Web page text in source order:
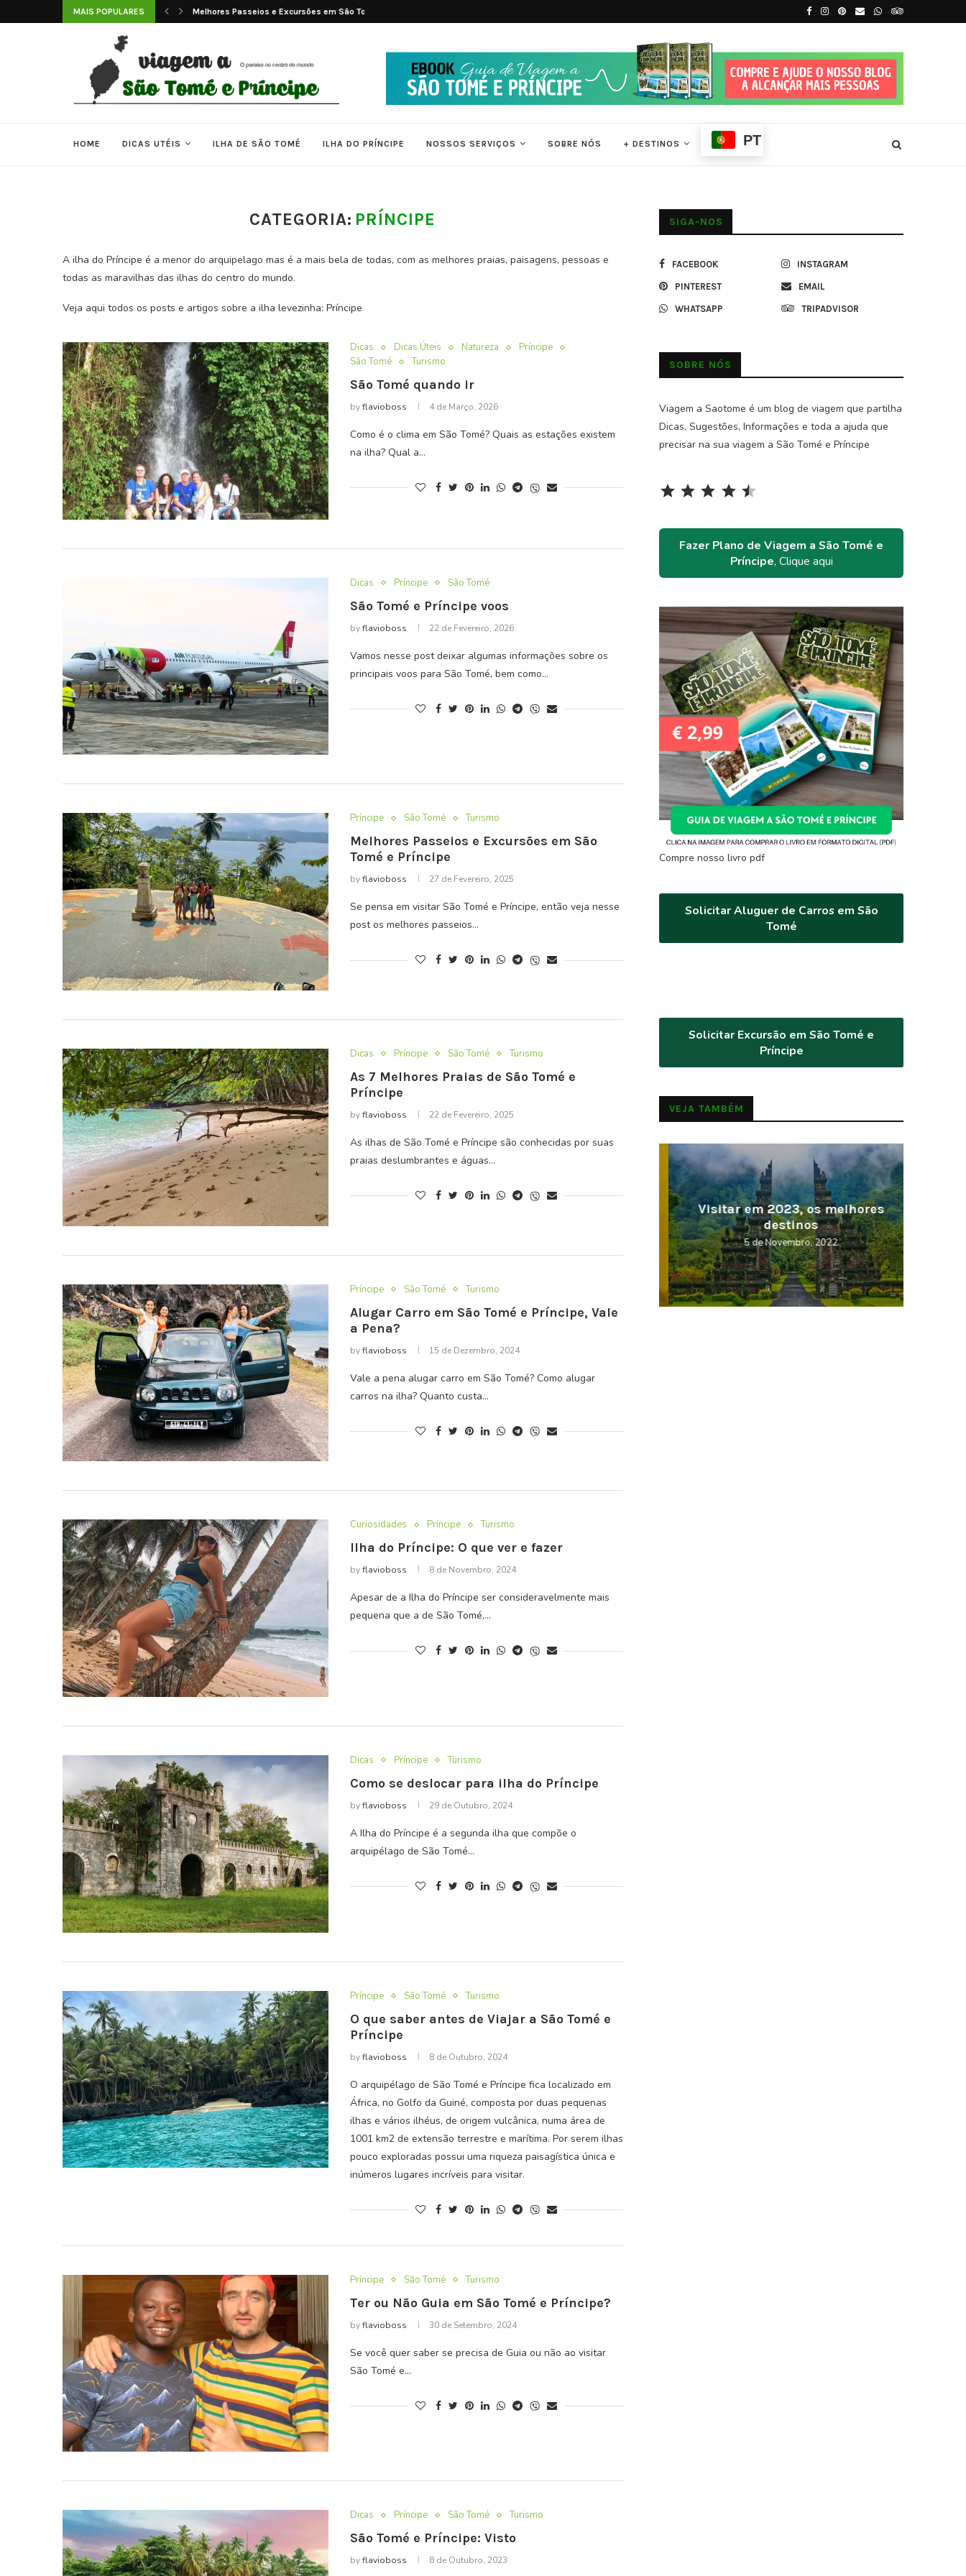
MAIS POPULARES
em São Tomé e... As 7 Melhores Praias de São Tomé e... 7 Principais Atrações Turísticas de São
HOME DICAS UTÉIS ILHA DE SÃO TOMÉ ILHA DO PRÍNCIPE NOSSOS SERVIÇOS SOBRE NÓS + DESTINOS PT
CATEGORIA: PRÍNCIPE
A ilha do Príncipe é a menor do arquipelago mas é a mais bela de todas, com as melhores praias, paisagens, pessoas e
todas as maravilhas das ilhas do centro do mundo.
Veja aqui todos os posts e artigos sobre a ilha levezinha: Príncipe
Dicas Dicas Úteis Natureza
Príncipe
São Tomé
Turismo
São Tomé quando ir
byflavioboss 4 de Março, 2026
Como é o clima em São Tomé? Quais as estações existem
na ilha? Qual a…
Dicas Príncipe São Tomé
São Tomé e Príncipe voos
byflavioboss 22 de Fevereiro, 2026
Vamos nesse post deixar algumas informações sobre os
principais voos para São Tomé, bem como…
Príncipe São Tomé Turismo
Melhores Passeios e Excursões em São
Tomé e Príncipe
byflavioboss 27 de Fevereiro, 2025
Se pensa em visitar São Tomé e Príncipe, então veja nesse
post os melhores passeios…
Dicas Príncipe São Tomé Turismo
As 7 Melhores Praias de São Tomé e
Príncipe
byflavioboss 22 de Fevereiro, 2025
As ilhas de São Tomé e Príncipe são conhecidas por suas
praias deslumbrantes e águas…
Príncipe São Tomé Turismo
Alugar Carro em São Tomé e Príncipe, Vale
a Pena?
byflavioboss 15 de Dezembro, 2024
Vale a pena alugar carro em São Tomé? Como alugar
carros na ilha? Quanto custa…
Curiosidades Príncipe Turismo
Ilha do Príncipe: O que ver e fazer
byflavioboss 8 de Novembro, 2024
Apesar de a Ilha do Príncipe ser consideravelmente mais
pequena que a de São Tomé,…
Dicas Príncipe Turismo
Como se deslocar para ilha do Príncipe
byflavioboss 29 de Outubro, 2024
A Ilha do Príncipe é a segunda ilha que compõe o
arquipélago de São Tomé…
Príncipe São Tomé Turismo
O que saber antes de Viajar a São Tomé e
Príncipe
byflavioboss 8 de Outubro, 2024
O arquipélago de São Tomé e Príncipe fica localizado em
África, no Golfo da Guiné, composta por duas pequenas
ilhas e vários ilhéus, de origem vulcânica, numa área de
1001 km2 de extensão terrestre e marítima. Por serem ilhas
pouco exploradas possui uma riqueza paisagística única e
inúmeros lugares incríveis para visitar.
Príncipe São Tomé Turismo
Ter ou Não Guia em São Tomé e Príncipe?
byflavioboss 30 de Setembro, 2024
Se você quer saber se precisa de Guia ou não ao visitar
São Tomé e…
Dicas Príncipe São Tomé Turismo
São Tomé e Príncipe: Visto
byflavioboss 8 de Outubro, 2023
SIGA-NOS
FACEBOOK INSTAGRAM
PINTEREST EMAIL
WHATSAPP TRIPADVISOR
SOBRE NÓS
Viagem a Saotome é um blog de viagem que partilha
Dicas, Sugestões, Informações e toda a ajuda que
precisar na sua viagem a São Tomé e Príncipe
⭐⭐⭐ ⭐⭐
Fazer Plano de Viagem a São Tomé e
Príncipe, Clique aqui
Compre nosso livro pdf
Solicitar Aluguer de Carros em São
Tomé
Solicitar Excursão em São Tomé e
Príncipe
VEJA TAMBÉM
– Terra da Morabeza Curiosidades Sobre Moçambique
Visitar em 2023, os melhores
destinos
5 de Novembro, 2022